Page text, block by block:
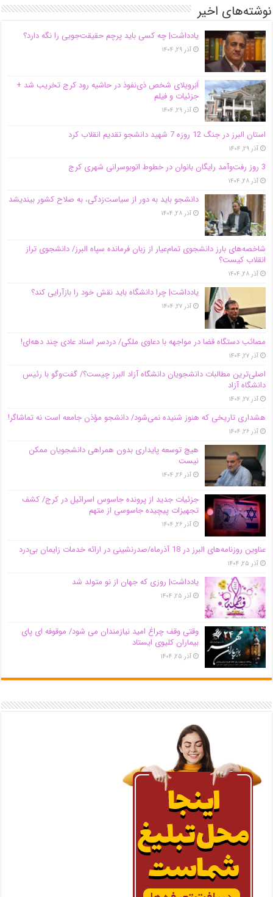
نوشته‌های اخیر
یادداشت| ‌چه کسی باید پرچم حقیقت‌جویی را نگه دارد؟
آذر ۲۹, ۱۴۰۴
اَبَر‌ویلای شخص ذی‌نفوذ در حاشیه‌ رود کرج تخریب شد +
جزئیات و فیلم
آذر ۲۹, ۱۴۰۴
استان البرز در جنگ 12 روزه 7 شهید دانشجو تقدیم انقلاب کرد
آذر ۲۹, ۱۴۰۴
3 روز رفت‌وآمد رایگان بانوان در خطوط اتوبوسرانی شهری کرج
آذر ۲۸, ۱۴۰۴
دانشجو باید به دور از سیاست‌زدگی، به صلاح کشور بیندیشد
آذر ۲۸, ۱۴۰۴
شاخصه‌های بارز دانشجوی تمام‌عیار از زبان فرمانده سپاه البرز/ دانشجوی تراز
انقلاب کیست؟
آذر ۲۸, ۱۴۰۴
یادداشت| چرا دانشگاه باید نقش خود را بازآرایی کند؟
آذر ۲۷, ۱۴۰۴
مصائب دستگاه قضا در مواجهه با دعاوی ملکی/ دردسر اسناد عادی چند‌ دهه‌ای!
آذر ۲۷, ۱۴۰۴
اصلی‌ترین مطالبات دانشجویان دانشگاه آزاد البرز چیست؟/ گفت‌وگو با رئیس
دانشگاه آز‌اد
آذر ۲۷, ۱۴۰۴
هشداری تاریخی که هنوز شنیده نمی‌شود/ دانشجو مؤذن جامعه است نه تماشاگر!
آذر ۲۶, ۱۴۰۴
هیچ توسعه پایداری بدون همراهی دانشجویان ممکن
نیست
آذر ۲۶, ۱۴۰۴
جزئیات جدید از پرونده جاسوس اسرائیل در کرج/‌ کشف
تجهیزات پیچیده جاسوسی از متهم
آذر ۲۶, ۱۴۰۴
عناوین روزنامه‌های البرز در ‌18 آذرماه/صدرنشینی در ارائه خدمات زایمان بی‌درد
آذر ۲۵, ۱۴۰۴
یادداشت| روزی که جهان از نو متولد شد
آذر ۲۵, ۱۴۰۴
وقتی وقف چراغ امید نیازمندان می شود/ موقوفه ای پای
بیماران کلیوی ایستاد
آذر ۲۵, ۱۴۰۴